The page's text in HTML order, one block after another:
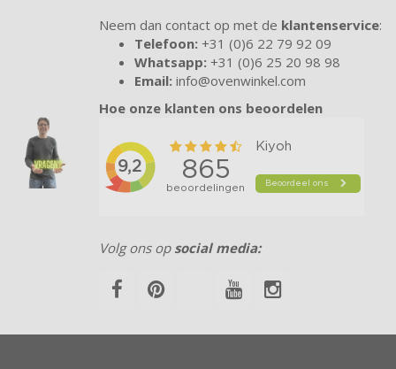
Neem dan contact op met de klantenservice:
Telefoon: +31 (0)6 22 79 92 09
Whatsapp: +31 (0)6 25 20 98 98
Email: info@ovenwinkel.com
Hoe onze klanten ons beoordelen
Volg ons op social media: